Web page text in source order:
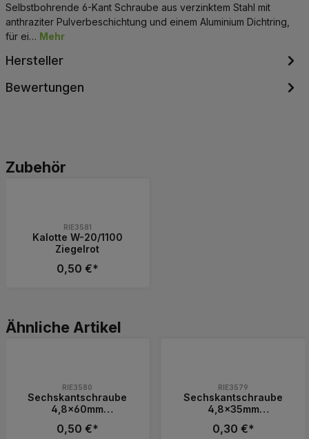
Selbstbohrende 6-Kant Schraube aus verzinktem Stahl mit
anthraziter Pulverbeschichtung und einem Aluminium Dichtring,
für ei… Mehr
Hersteller
Bewertungen
Produktgalerie überspringen
Zubehör
RIE3581
Kalotte W-20/1100
Ziegelrot
0,50 €*
Produktgalerie überspringen
Ähnliche Artikel
RIE3580
Sechskantschraube
4,8x60mm
Dichtring in ziegelrot
0,50 €*
RIE3579
Sechskantschraube
4,8x35mm
Dichtring in ziegelrot
0,30 €*